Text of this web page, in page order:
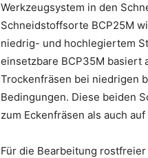
Werkzeugsystem in den
Schneidstoffsorte BCP25M
niedrig- und hochlegiertem
einsetzbare BCP35M basiert
Trockenfräsen bei niedrigen
Bedingungen. Diese beiden
zum Eckenfräsen als auch
Für die Bearbeitung